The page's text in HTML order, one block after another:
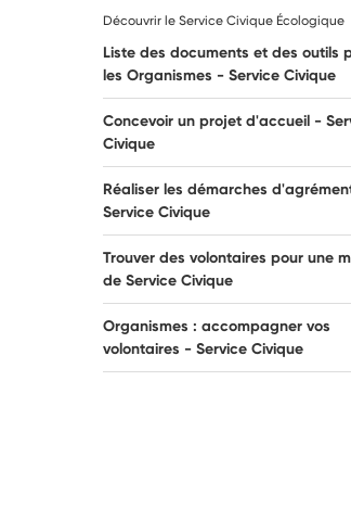
Découvrir le Service Civique Écologique
Liste des documents et des outils
les Organismes - Service Civique
Concevoir un projet d'accueil -
Civique
Réaliser les démarches
Service Civique
Trouver des volontaires pour une
de Service Civique
Organismes : accompagner vos
volontaires - Service Civique